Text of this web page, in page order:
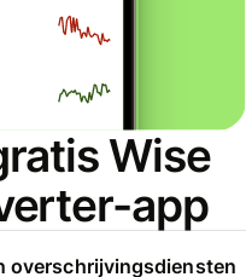
Wise
app
overschrijvingsdiensten